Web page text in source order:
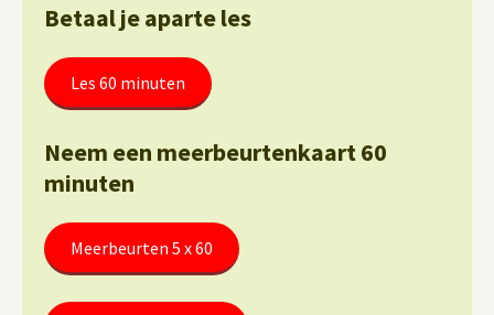
Betaal je aparte les
Les 60 minuten
Neem een meerbeurtenkaart 60
minuten
Meerbeurten 5 x 60